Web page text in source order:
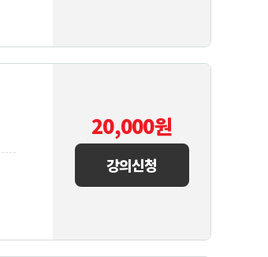
20,000원
강의신청